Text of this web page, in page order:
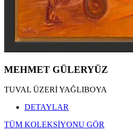
MEHMET GÜLERYÜZ
TUVAL ÜZERİ YAĞLIBOYA
DETAYLAR
TÜM KOLEKSİYONU GÖR